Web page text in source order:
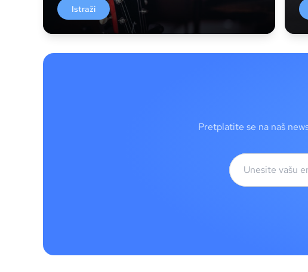
Istraži
Pretplatite se na naš